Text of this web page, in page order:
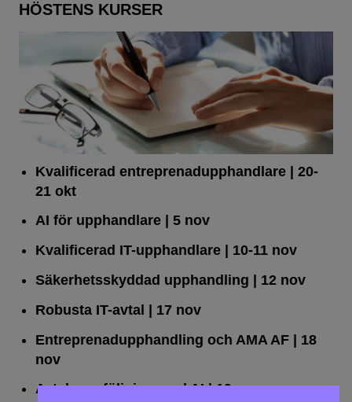
HÖSTENS KURSER
Kvalificerad entreprenad­upphandlare | 20-
21 okt
AI för upphandlare| 5 nov
Kvalificerad IT-upphandlare| 10-11 nov
Säkerhetsskyddad upphandling | 12 nov
Robusta IT-avtal | 17 nov
Entreprenadupphandling och AMA AF| 18
nov
Avtalsuppföljning med AI| 19 nov